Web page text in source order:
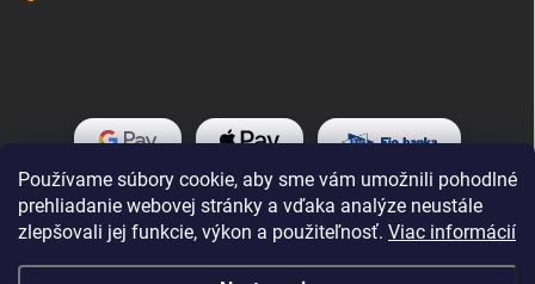
Používame súbory cookie, aby sme vám umožnili pohodlné
prehliadanie webovej stránky a vďaka analýze neustále
zlepšovali jej funkcie, výkon a použiteľnosť. Viac informácií